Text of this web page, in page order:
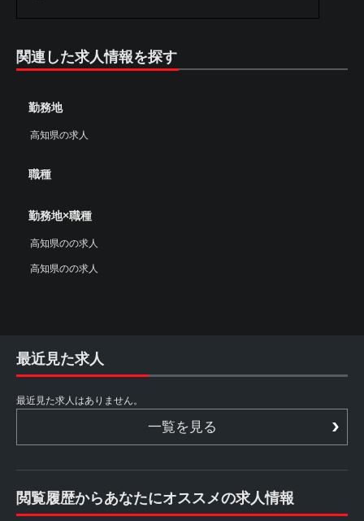
関連した求人情報を探す
勤務地
高知県の求人
職種
勤務地×職種
高知県のの求人
高知県のの求人
最近見た求人
最近見た求人はありません。
一覧を見る
閲覧履歴からあなたにオススメの求人情報